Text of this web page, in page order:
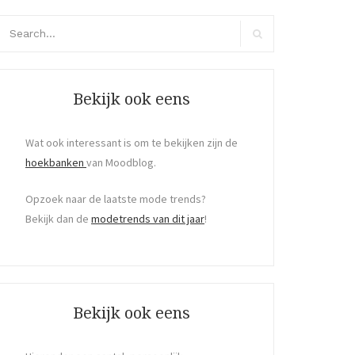
Bekijk ook eens
Wat ook interessant is om te bekijken zijn de
hoekbanken van Moodblog.
Opzoek naar de laatste mode trends?
Bekijk dan de modetrends van dit jaar!
Bekijk ook eens